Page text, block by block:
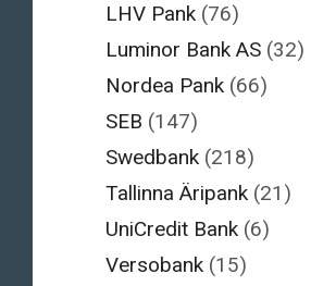
LHV Pank (76)
Luminor Bank AS (32)
Nordea Pank (66)
SEB (147)
Swedbank (218)
Tallinna Äripank (21)
UniCredit Bank (6)
Versobank (15)